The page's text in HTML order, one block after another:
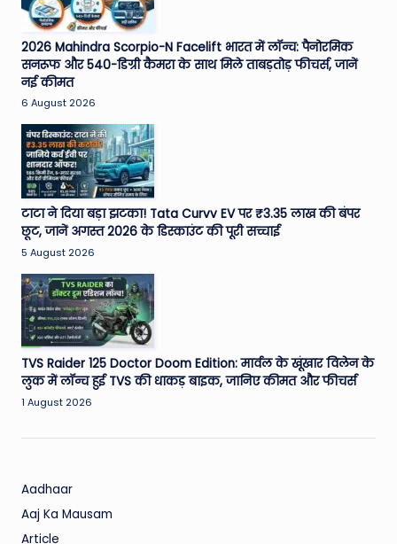
2026 Mahindra Scorpio-N Facelift भारत में लॉन्च: पैनोरमिक
सनरूफ और 540-डिग्री कैमरा के साथ मिले ताबड़तोड़ फीचर्स, जानें
नई कीमत
6 August 2026
टाटा ने दिया बड़ा झटका! Tata Curvv EV पर ₹3.35 लाख की बंपर
छूट, जानें अगस्त 2026 के डिस्काउंट की पूरी सच्चाई
5 August 2026
TVS Raider 125 Doctor Doom Edition: मार्वल के खूंखार विलेन के
लुक में लॉन्च हुई TVS की धाकड़ बाइक, जानिए कीमत और फीचर्स
1 August 2026
Aadhaar
Aaj Ka Mausam
Article